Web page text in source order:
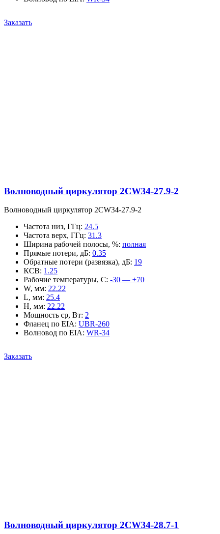
Заказать
Волноводный циркулятор 2CW34-27.9-2
Волноводный циркулятор 2CW34-27.9-2
Частота низ, ГГц: 24.5
Частота верх, ГГц: 31.3
Ширина рабочей полосы, %: полная
Прямые потери, дБ: 0.35
Обратные потери (развязка), дБ: 19
КСВ: 1.25
Рабочие температуры, С: -30 — +70
W, мм: 22.22
L, мм: 25.4
H, мм: 22.22
Мощность ср, Вт: 2
Фланец по EIA: UBR-260
Волновод по EIA: WR-34
Заказать
Волноводный циркулятор 2CW34-28.7-1